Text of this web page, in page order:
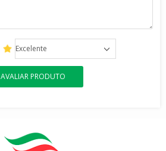
Excelente
AVALIAR PRODUTO